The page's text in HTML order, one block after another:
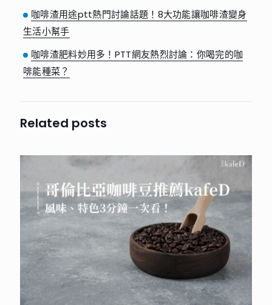
咖啡渣用途ptt熱門討論話題！8大功能讓咖啡渣變身
生活小幫手
咖啡渣肥料妙用多！PTT網友熱烈討論：你喝完的咖
啡能種菜？
Related posts